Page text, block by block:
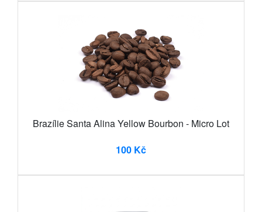
Brazílie Santa Alina Yellow Bourbon - Micro Lot
100 Kč